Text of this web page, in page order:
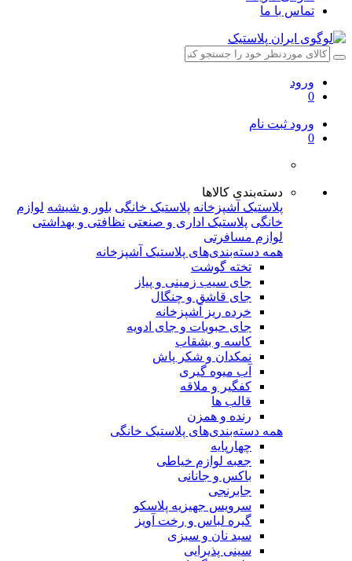
تماس با ما
ورود
0
ورود ثبت نام
0
دسته‌بندی کالاها
پلاستیک آشپزخانه پلاستیک خانگی بلور و شیشه لوازم
خانگی پلاستیک اداری و صنعتی نظافتی و بهداشتی
لوازم مسافرتی
همه دسته‌بندی‌های پلاستیک آشپزخانه
تخته گوشت
جای سیب زمینی و پیاز
جای قاشق و چنگال
خرده ریز آشپزخانه
جای حبوبات و جای ادویه
کاسه و بشقاب
نمکدان و شکر پاش
آب میوه گیری
کفگیر و ملاقه
قالب ها
رنده و همزن
همه دسته‌بندی‌های پلاستیک خانگی
چهارپایه
جعبه لوازم خیاطی
باکس و جانانی
جابرنجی
سرویس جهیزیه پلاسکو
گیره لباس و رخت آویز
سبد نان و سبزی
سینی پذیرایی